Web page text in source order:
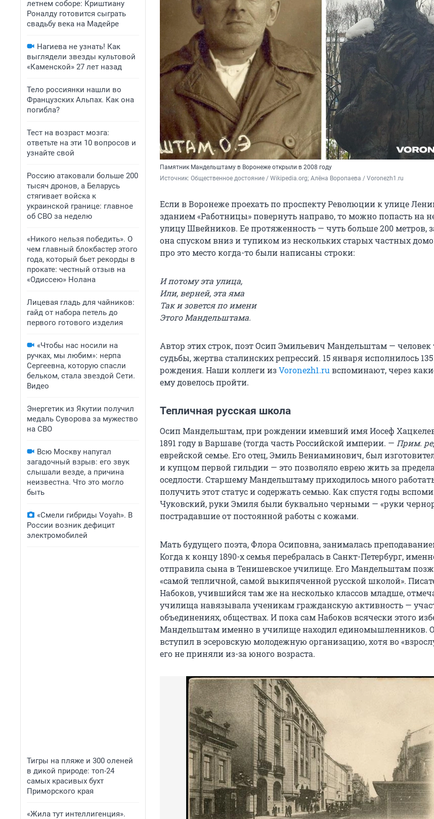
летнем соборе: Криштиану
Роналду готовится сыграть
свадьбу века на Мадейре
Нагиева не узнать! Как
выглядели звезды культовой
«Каменской» 27 лет назад
Тело россиянки нашли во
Французских Альпах. Как она
погибла?
Тест на возраст мозга:
ответьте на эти 10 вопросов и
узнайте свой
Россию атаковали больше 200
тысяч дронов, а Беларусь
стягивает войска к
украинской границе: главное
об СВО за неделю
«Никого нельзя победить». О
чем главный блокбастер этого
года, который бьет рекорды в
прокате: честный отзыв на
«Одиссею» Нолана
Лицевая гладь для чайников:
гайд от набора петель до
первого готового изделия
«Чтобы нас носили на
ручках, мы любим»: нерпа
Сергеевна, которую спасли
бельком, стала звездой Сети.
Видео
Энергетик из Якутии получил
медаль Суворова за мужество
на СВО
Всю Москву напугал
загадочный взрыв: его звук
слышали везде, а причина
неизвестна. Что это могло
быть
«Смели гибриды Voyah». В
России возник дефицит
электромобилей
Тигры на пляже и 300 оленей
в дикой природе: топ-24
самых красивых бухт
Приморского края
«Жила тут интеллигенция».
Памятник Мандельштаму в Воронеже открыли в 2008 году
Источник: Общественное достояние / Wikipedia.org; Алёна Воропаева / Voronezh1.ru
Если в Воронеже проехать по проспекту Революции к улице
зданием «Работницы» повернуть направо, то можно попасть на
улицу Швейников. Ее протяженность — чуть больше 200 метров,
она спуском вниз и тупиком из нескольких старых частных
про это место когда-то были написаны строки:
И потому эта улица,
Или, верней, эта яма
Так и зовется по имени
Этого Мандельштама.
Автор этих строк, поэт Осип Эмильевич Мандельштам —
судьбы, жертва сталинских репрессий. 15 января исполнилось 135
рождения. Наши коллеги изVoronezh1.ru вспоминают, через
ему довелось пройти.
Тепличная русская школа
Осип Мандельштам, при рождении имевший имя Иосеф
1891 году в Варшаве (тогда часть Российской империи. — Прим.
еврейской семье. Его отец, Эмиль Вениаминович, был
и купцом первой гильдии — это позволяло еврею жить за
оседлости. Старшему Мандельштаму приходилось много
получить этот статус и содержать семью. Как спустя годы
Чуковский, руки Эмиля были буквально черными — «руки
пострадавшие от постоянной работы с кожами.
Мать будущего поэта, Флора Осиповна, занималась
Когда к концу 1890-х семья перебралась в Санкт-Петербург,
отправила сына в Тенишевское училище. Его Мандельштам
«самой тепличной, самой выкипяченной русской школой».
Набоков, учившийся там же на несколько классов младше,
училища навязывала ученикам гражданскую активность —
объединениях, обществах. И пока сам Набоков всячески этого
Мандельштам именно в училище находил единомышленников.
вступил в эсеровскую молодежную организацию, хотя во
его не приняли из-за юного возраста.